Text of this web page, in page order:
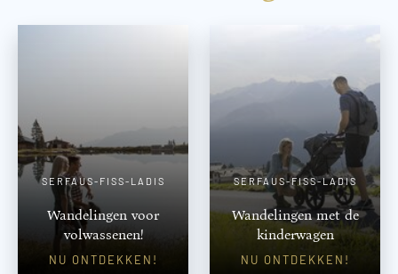
SERFAUS-FISS-LADIS
Wandelingen voor
volwassenen!
NU ONTDEKKEN!
SERFAUS-FISS-LADIS
Wandelingen met de
kinderwagen
NU ONTDEKKEN!